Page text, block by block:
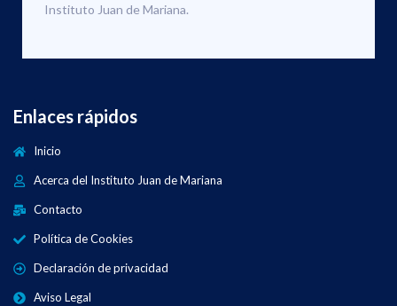
Instituto Juan de Mariana.
Enlaces rápidos
Inicio
Acerca del Instituto Juan de Mariana
Contacto
Política de Cookies
Declaración de privacidad
Aviso Legal